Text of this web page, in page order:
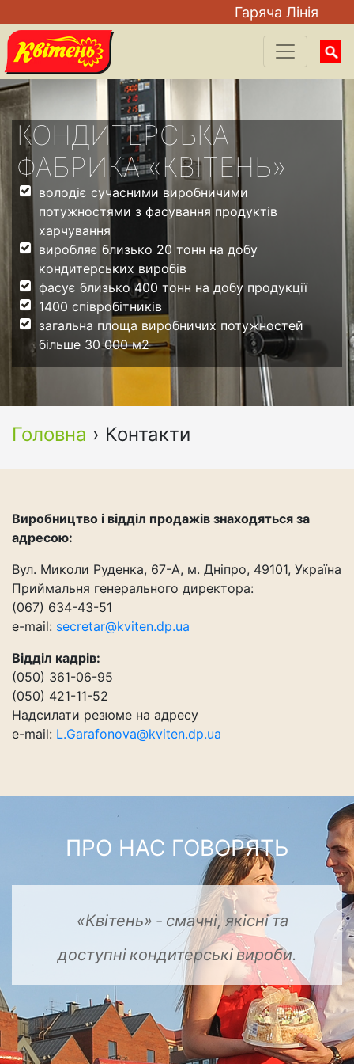
Гаряча Лiнiя
for:
КОНДИТЕРСЬКА
ФАБРИКА «КВІТЕНЬ»
володіє сучасними виробничими
потужностями з фасування продуктів
харчування
виробляє близько 20 тонн на добу
кондитерських виробів
фасує близько 400 тонн на добу продукції
1400 співробітників
загальна площа виробничих потужностей
більше 30 000 м2
Головна › Контакти
Виробництво і відділ продажів знаходяться за
адресою:
Вул. Миколи Руденка, 67-А, м. Дніпро, 49101, Україна
Приймальня генерального директора:
(067) 634-43-51
e-mail: secretar@kviten.dp.ua
Відділ кадрів:
(050) 361-06-95
(050) 421-11-52
Надсилати резюме на адресу
e-mail: L.Garafonova@kviten.dp.ua
ПРО НАС ГОВОРЯТЬ
«Квітень» -
смачні, якісні
та
доступнікондитерськівироби.